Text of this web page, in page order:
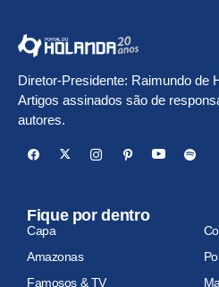
Diretor-Presidente: Raimundo de
Artigos assinados são de
autores.
Fique por dentro
Capa
Amazonas
Famosos & TV